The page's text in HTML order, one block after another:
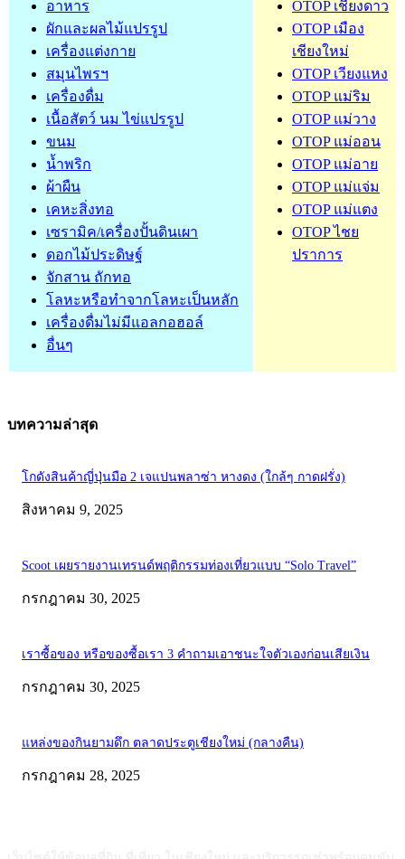
OTOP เชียงดาว
OTOP เมือง
เชียงใหม่
OTOP เวียงแหง
OTOP แม่ริม
OTOP แม่วาง
OTOP แม่ออน
OTOP แม่อาย
OTOP แม่แจ่ม
OTOP แม่แตง
OTOP ไชย
ปราการ
อาหาร
ผักและผลไม้แปรรูป
เครื่องแต่งกาย
สมุนไพรฯ
เครื่องดื่ม
เนื้อสัตว์ นม ไข่แปรรูป
ขนม
น้ำพริก
ผ้าผืน
เคหะสิ่งทอ
เซรามิค/เครื่องปั้นดินเผา
ดอกไม้ประดิษฐ์
จักสาน ถักทอ
โลหะหรือทำจากโลหะเป็นหลัก
เครื่องดื่มไม่มีแอลกอฮอล์
อื่นๆ
บทความล่าสุด
โกดังสินค้าญี่ปุ่นมือ 2 เจแปนพลาซ่า หางดง (ใกล้ๆ กาดฝรั่ง)
สิงหาคม 9, 2025
Scoot เผยรายงานเทรนด์พฤติกรรมท่องเที่ยวแบบ “Solo Travel”
กรกฎาคม 30, 2025
เราซื้อของ หรือของซื้อเรา 3 คำถามเอาชนะใจตัวเองก่อนเสียเงิน
กรกฎาคม 30, 2025
แหล่งของกินยามดึก ตลาดประตูเชียงใหม่ (กลางคืน)
กรกฎาคม 28, 2025